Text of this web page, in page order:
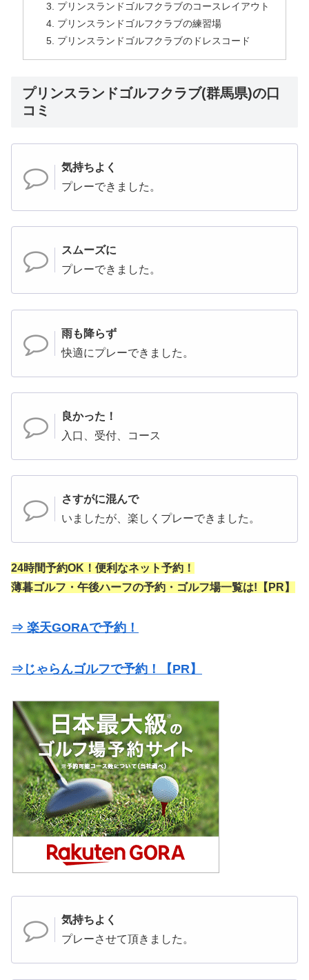
プリンスランドゴルフクラブのコースレイアウト
プリンスランドゴルフクラブの練習場
プリンスランドゴルフクラブのドレスコード
プリンスランドゴルフクラブ(群馬県)の口
コミ
気持ちよく
プレーできました。
スムーズに
プレーできました。
雨も降らず
快適にプレーできました。
良かった！
入口、受付、コース
さすがに混んで
いましたが、楽しくプレーできました。
24時間予約OK！便利なネット予約！
薄暮ゴルフ・午後ハーフの予約・ゴルフ場一覧は!【PR】
⇒ 楽天GORAで予約！
⇒じゃらんゴルフで予約！【PR】
気持ちよく
プレーさせて頂きました。